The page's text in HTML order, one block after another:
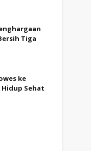
Tiga
ke
Sehat